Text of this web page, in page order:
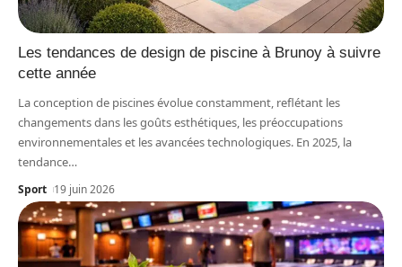
Les tendances de design de piscine à Brunoy à suivre
cette année
La conception de piscines évolue constamment, reflétant les
changements dans les goûts esthétiques, les préoccupations
environnementales et les avancées technologiques. En 2025, la
tendance…
Sport 19 juin 2026